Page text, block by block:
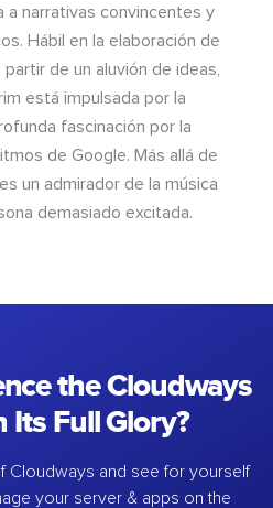
a narrativas convincentes y
Hábil en la elaboración de
de un aluvión de ideas,
está impulsada por la
fascinación por la
de Google. Más allá de
un admirador de la música
demasiado excitada.
the Cloudways
Its Full Glory?
Cloudways and see for yourself
your server & apps on the